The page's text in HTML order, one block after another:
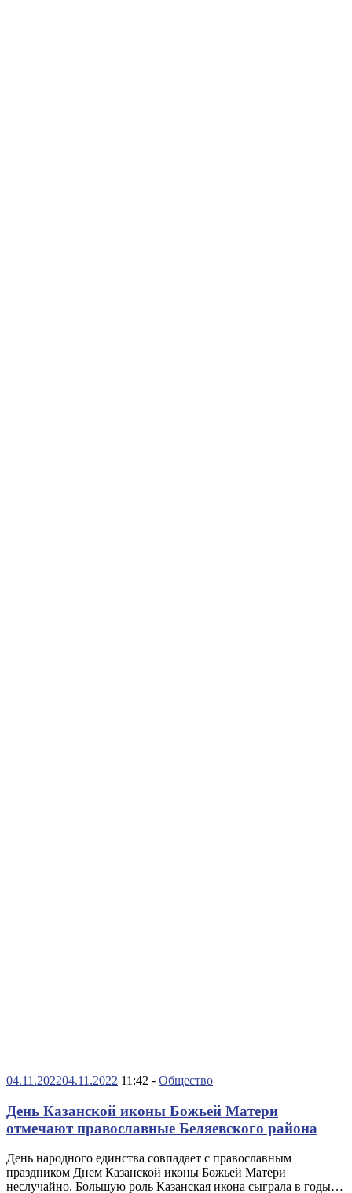
04.11.202204.11.2022 11:42 - Общество
День Казанской иконы Божьей Матери
отмечают православные Беляевского района
День народного единства совпадает с православным
праздником Днем Казанской иконы Божьей Матери
неслучайно. Большую роль Казанская икона сыграла в годы…